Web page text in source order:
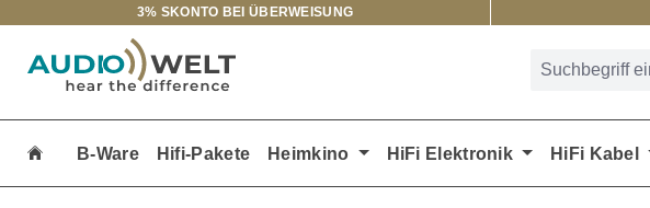
Hauptinhalt springen
Zur Suche springen
Zur Hauptnavigation springen
3% SKONTO BEI ÜBERWEISUNG
B-Ware Hifi-Pakete Heimkino HiFi Elektronik HiFi Kabel